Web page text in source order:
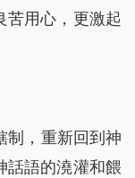
苦用心，更激起
制，重新回到神
話語的澆灌和餵